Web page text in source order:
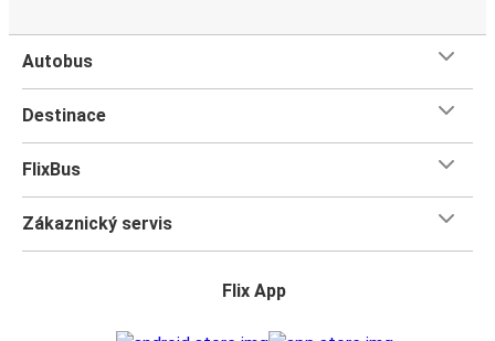
Autobus
Destinace
FlixBus
Zákaznický servis
Flix App